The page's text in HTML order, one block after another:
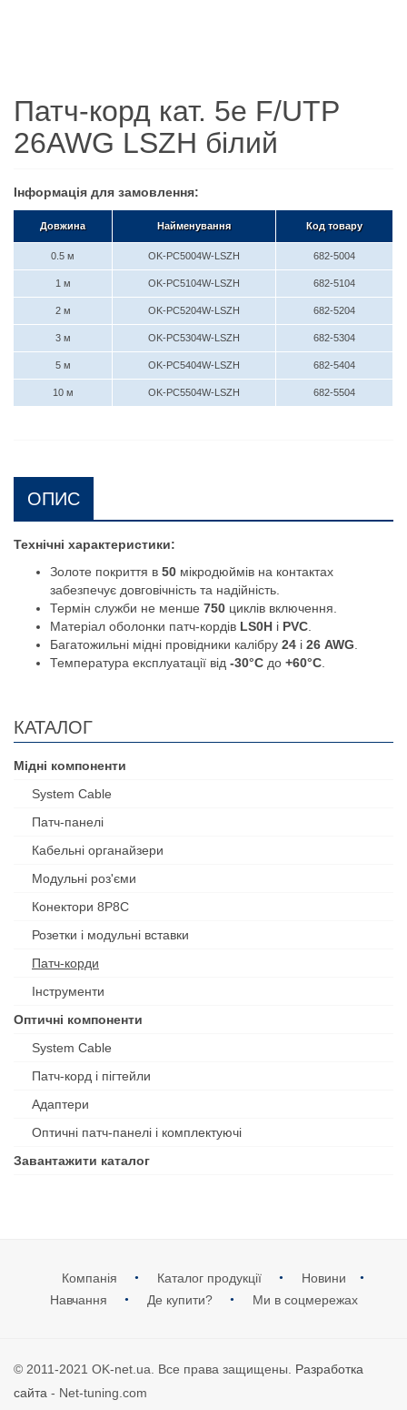
Патч-корд кат. 5е F/UTP
26AWG LSZH білий
Інформація для замовлення:
Довжина Найменування Код товару
0.5 м OK-PC5004W-LSZH 682-5004
1 м OK-PC5104W-LSZH 682-5104
2 м OK-PC5204W-LSZH 682-5204
3 м OK-PC5304W-LSZH 682-5304
5 м OK-PC5404W-LSZH 682-5404
10 м OK-PC5504W-LSZH 682-5504
ОПИС
Технічні характеристики:
Золоте покриття в 50 мікродюймів на контактах
забезпечує довговічність та надійність.
Термін служби не менше 750 циклів включення.
Матеріал оболонки патч-кордів LS0H і PVC
Багатожильні мідні провідники калібру 24 і 26 AWG
Температура експлуатації від -30°C до +60°C
КАТАЛОГ
Мідні компоненти
System Cable
Патч-панелі
Кабельні органайзери
Модульні роз'єми
Конектори 8P8C
Розетки і модульні вставки
Патч-корди
Інструменти
Оптичні компоненти
System Cable
Патч-корд і пігтейли
Адаптери
Оптичні патч-панелі і комплектуючі
Завантажити каталог
Компанія Каталог продукції
Новини
Навчання
Де купити? Ми в соцмережах
© 2011-2021 OK-net.ua. Все права защищены. Разработка
сайта - Net-tuning.com